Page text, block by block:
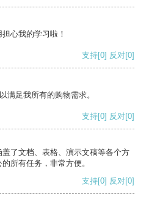
心我的学习啦！
支持[0] 反对[0]
满足我所有的购物需求。
支持[0] 反对[0]
了文档、表格、演示文稿等各个方
所有任务，非常方便。
支持[0] 反对[0]